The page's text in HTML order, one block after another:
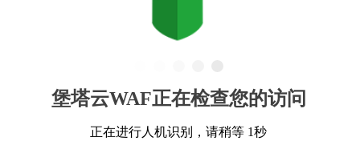
堡塔云WAF正在检查您的访问
正在进行人机识别，请稍等 1秒